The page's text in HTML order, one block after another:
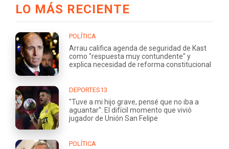
LO MÁS RECIENTE
POLÍTICA
Arrau califica agenda de seguridad de Kast
como "respuesta muy contundente" y
explica necesidad de reforma constitucional
DEPORTES13
"Tuve a mi hijo grave, pensé que no iba a
aguantar": El difícil momento que vivió
jugador de Unión San Felipe
POLÍTICA